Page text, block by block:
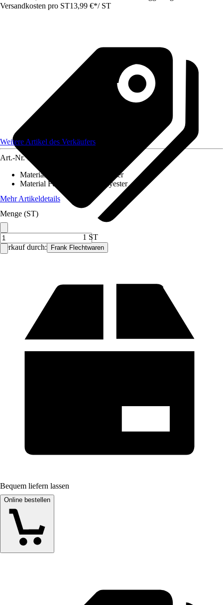
Versandkosten pro ST13,99 €*/ ST
Verkauf durch: Frank Flechtwaren
Weitere Artikel des Verkäufers
Art.-Nr. 12584276
Material Bezug
100 % Polyester
Material Füllung
100 % Polyester
Mehr Artikeldetails
Menge (ST)
1 ST
Bequem liefern lassen
Online bestellen